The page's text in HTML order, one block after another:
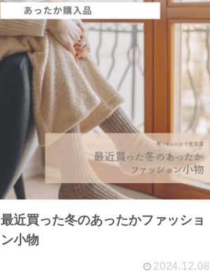
最近買った冬のあったかファッショ
ン小物
2024.12.08